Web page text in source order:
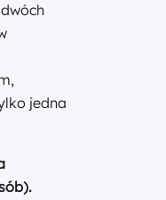
jedna